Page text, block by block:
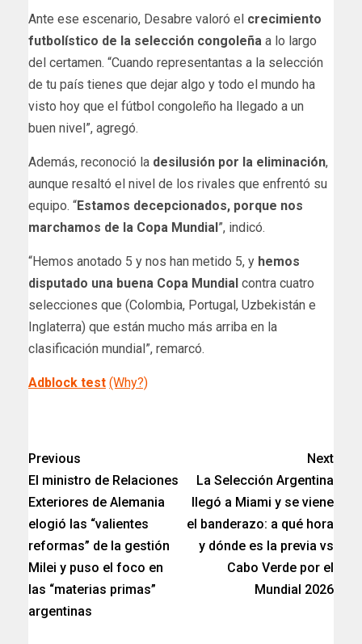
Ante ese escenario, Desabre valoró el crecimiento
futbolístico de la selección congoleña a lo largo
del certamen. “Cuando representantas a la selección
de tu país tienes que dejar algo y todo el mundo ha
visto hoy que el fútbol congoleño ha llegado a un
buen nivel”, agregó.
Además, reconoció la desilusión por la eliminación,
aunque resaltó el nivel de los rivales que enfrentó su
equipo. “Estamos decepcionados, porque nos
marchamos de la Copa Mundial”, indicó.
“Hemos anotado 5 y nos han metido 5, y hemos
disputado una buena Copa Mundial contra cuatro
selecciones que (Colombia, Portugal, Uzbekistán e
Inglaterra) que están mucho más arriba en la
clasificación mundial”, remarcó.
Adblock test (Why?)
Previous
El ministro de Relaciones
Exteriores de Alemania
elogió las “valientes
reformas” de la gestión
Milei y puso el foco en
las “materias primas”
argentinas
Next
La Selección Argentina
llegó a Miami y se viene
el banderazo: a qué hora
y dónde es la previa vs
Cabo Verde por el
Mundial 2026